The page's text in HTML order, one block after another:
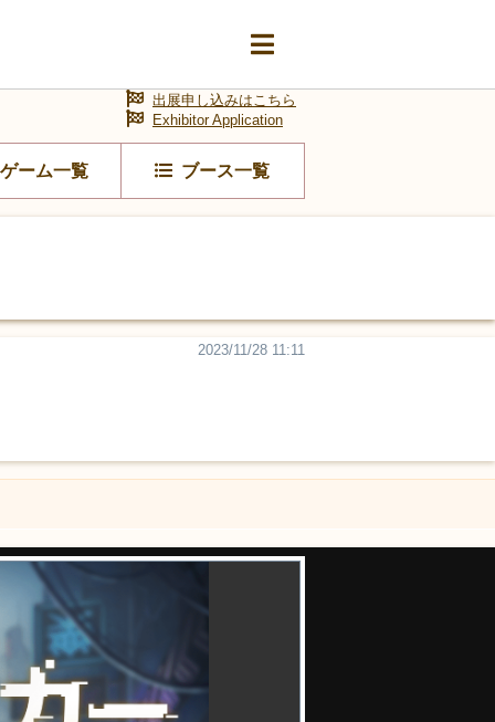
ゲーム一覧 ブース一覧
出展申し込みはこちら
Exhibitor Application
2023/11/28 11:11